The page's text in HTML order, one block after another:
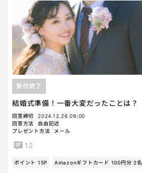
結婚式準備！一番大変だったことは？
受付終了
回答締切
2024.12.26 09:00
回答方法
自由記述
プレゼント方法
メール
12
ポイント 15P Amazonギフトカード 100円分 2名